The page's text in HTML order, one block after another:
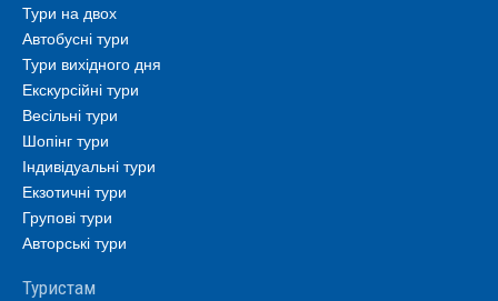
Тури на двох
Автобусні тури
Тури вихідного дня
Екскурсійні тури
Весільні тури
Шопінг тури
Індивідуальні тури
Екзотичні тури
Групові тури
Авторські тури
Туристам